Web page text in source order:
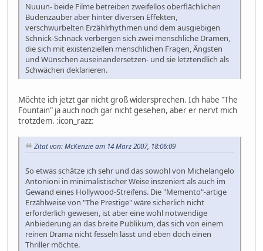
Nuuun- beide Filme betreiben zweifellos oberflächlichen
Budenzauber aber hinter diversen Effekten,
verschwurbelten Erzählrhythmen und dem ausgiebigen
Schnick-Schnack verbergen sich zwei menschliche Dramen,
die sich mit existenziellen menschlichen Fragen, Ängsten
und Wünschen auseinandersetzen- und sie letztendlich als
Schwächen deklarieren.
Möchte ich jetzt gar nicht groß widersprechen. Ich habe "The
Fountain" ja auch noch gar nicht gesehen, aber er nervt mich
trotzdem. :icon_razz:
Zitat von: McKenzie am 14 März 2007, 18:06:09
So etwas schätze ich sehr und das sowohl von Michelangelo
Antonioni in minimalistischer Weise inszeniert als auch im
Gewand eines Hollywood-Streifens. Die "Memento"-artige
Erzählweise von "The Prestige" wäre sicherlich nicht
erforderlich gewesen, ist aber eine wohl notwendige
Anbiederung an das breite Publikum, das sich von einem
reinen Drama nicht fesseln lässt und eben doch einen
Thriller möchte.